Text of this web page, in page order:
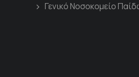
Γενικό Νοσοκομείο